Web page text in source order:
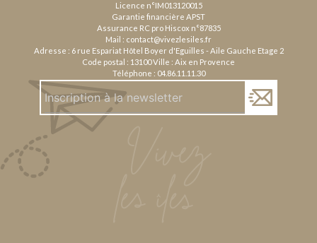
Licence n°IM013120015
Garantie financière APST
Assurance RC pro Hiscox n°87835
Mail : contact@vivezlesiles.fr
Adresse : 6 rue Espariat Hôtel Boyer d'Eguilles - Aile Gauche Etage 2
Code postal : 13100 Ville : Aix en Provence
Téléphone : 04.86.11.11.30